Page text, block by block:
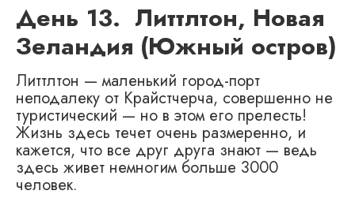
День 13. Литтлтон, Новая
Зеландия (Южный остров)
Литтлтон — маленький город-порт
неподалеку от Крайстчерча, совершенно не
туристический — но в этом его прелесть!
Жизнь здесь течет очень размеренно, и
кажется, что все друг друга знают — ведь
здесь живет немногим больше 3000
человек.